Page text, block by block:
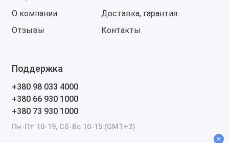
О компании
Отзывы
Доставка, гарантия
Контакты
Поддержка
+380 98 033 4000
+380 66 930 1000
+380 73 930 1000
Пн-Пт 10-19, Сб-Вс 10-15 (GMT+3)